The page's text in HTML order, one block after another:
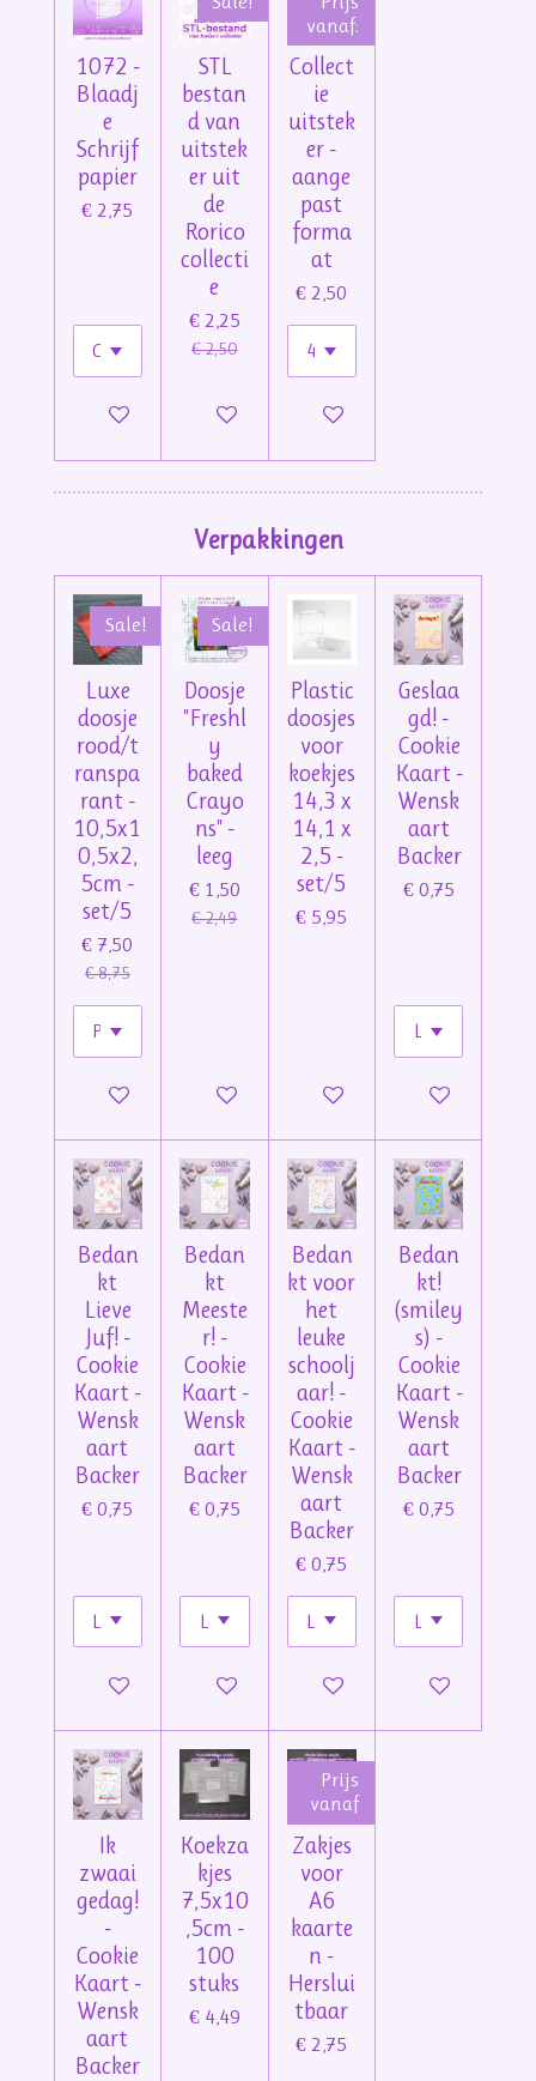
1072 -
Blaadj
e
Schrijf
papier
€ 2,75
In winkelwagen
STL
bestan
d van
uitstek
er uit
de
Rorico
collecti
e
€ 2,25
€ 2,50
Bekijk details
vanaf:
Collect
ie
uitstek
er -
aange
past
forma
at
€ 2,50
Bekijk details
Verpakkingen
Sale!
Luxe
doosje
rood/t
ranspa
rant -
10,5x1
0,5x2,
5cm -
set/5
€ 7,50
€ 8,75
In winkelwagen
Sale!
Doosje
"Freshl
y
baked
Crayo
ns" -
leeg
€ 1,50
€ 2,49
In winkelwagen
Plastic
doosjes
voor
koekjes
14,3 x
14,1 x
2,5 -
set/5
€ 5,95
In winkelwagen
Geslaa
gd! -
Cookie
Kaart -
Wensk
aart
Backer
€ 0,75
In winkelwagen
Bedan
kt
Lieve
Juf! -
Cookie
Kaart -
Wensk
aart
Backer
€ 0,75
In winkelwagen
Bedan
kt
Meeste
r! -
Cookie
Kaart -
Wensk
aart
Backer
€ 0,75
In winkelwagen
Bedan
kt voor
het
leuke
schoolj
aar! -
Cookie
Kaart -
Wensk
aart
Backer
€ 0,75
In winkelwagen
Bedan
kt!
(smiley
s) -
Cookie
Kaart -
Wensk
aart
Backer
€ 0,75
In winkelwagen
Ik
zwaai
gedag!
-
Cookie
Kaart -
Wensk
aart
Backer
Koekza
kjes
7,5x10
,5cm -
100
stuks
€ 4,49
Prijs
vanaf
Zakjes
voor
A6
kaarte
n -
Herslui
tbaar
€ 2,75